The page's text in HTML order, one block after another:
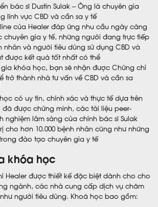
bác sĩ Dustin Sulak – Ông là chuyên gia
lĩnh vực CBD và cần sa y tế
của Healer đáp ứng nhu cầu ngày càng
chuyên gia y tế, những người đang trực tiếp
nhân và người tiêu dùng sử dụng CBD và
được kết quả tốt nhất có thể
gia khóa học, bạn sẽ nhận được Chứng chỉ
trở thành nhà tư vấn về CBD và cần sa
có uy tín, chính xác và thực tế dựa trên
được chứng minh, các tài liệu peer-
nghiệm lâm sàng của chính bác sĩ Sulak
cho hơn 10.000 bệnh nhân cũng như những
đào tạo chuyên gia y tế
khóa học
Healer được thiết kế đặc biệt dành cho cho
ngành, các nhà cung cấp dịch vụ chăm
người tiêu dùng. Khoá học bao gồm: